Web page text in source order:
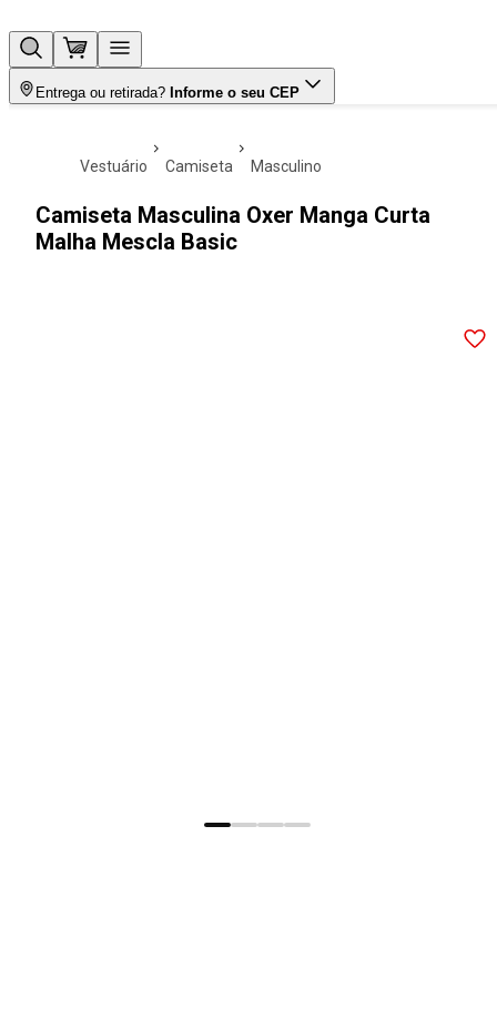
Entrega ou retirada? Informe o seu CEP
vestuário camiseta masculino
Camiseta Masculina Oxer Manga Curta
Malha Mescla Basic